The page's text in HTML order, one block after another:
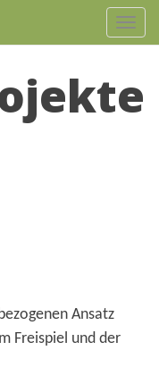
Ansatz
Freispiel und der